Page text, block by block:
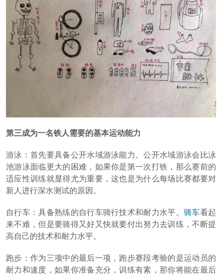
第三成为一名铁人需要的基本运动能力
游泳：首先要具备公开水域游泳能力。公开水域游泳会比泳
池游泳面临更大的困难，如果你是第一次打铁，那么赛前的
适应性训练就显得尤为重要，这也是为什么每场比赛都要对
新人进行深水测试的原因。
自行车：具备熟练的自行车骑行技术和耐力水平。骑车看起
来不难，但是要骑得又好又快就要付出努力去训练，不断提
高自己的技术和耐力水平。
跑步：作为三项中的最后一项，跑步赛段考验的是运动员的
耐力和速度，如果你准备充分，训练有素，那你将能在最后